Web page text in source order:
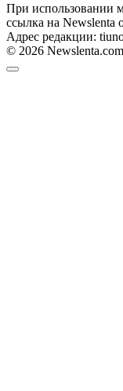
При использовании
ссылка на Newslenta
Адрес редакции:
© 2026